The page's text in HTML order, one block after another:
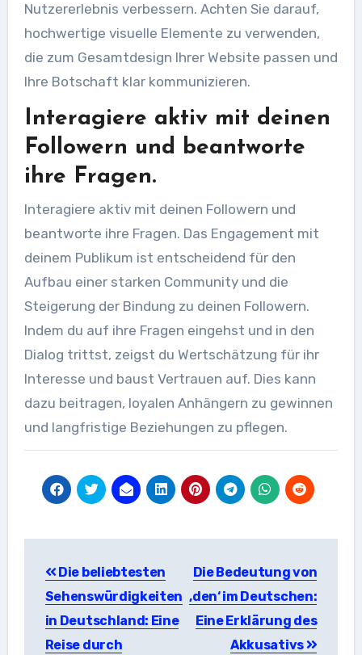
Nutzererlebnis verbessern. Achten Sie darauf,
hochwertige visuelle Elemente zu verwenden,
die zum Gesamtdesign Ihrer Website passen und
Ihre Botschaft klar kommunizieren.
Interagiere aktiv mit deinen
Followern und beantworte
ihre Fragen.
Interagiere aktiv mit deinen Followern und
beantworte ihre Fragen. Das Engagement mit
deinem Publikum ist entscheidend für den
Aufbau einer starken Community und die
Steigerung der Bindung zu deinen Followern.
Indem du auf ihre Fragen eingehst und in den
Dialog trittst, zeigst du Wertschätzung für ihr
Interesse und baust Vertrauen auf. Dies kann
dazu beitragen, loyalen Anhängern zu gewinnen
und langfristige Beziehungen zu pflegen.
Die beliebtesten
Sehenswürdigkeiten
in Deutschland: Eine
Reise durch
Die Bedeutung von
‚den‘ im Deutschen:
Eine Erklärung des
Akkusativs